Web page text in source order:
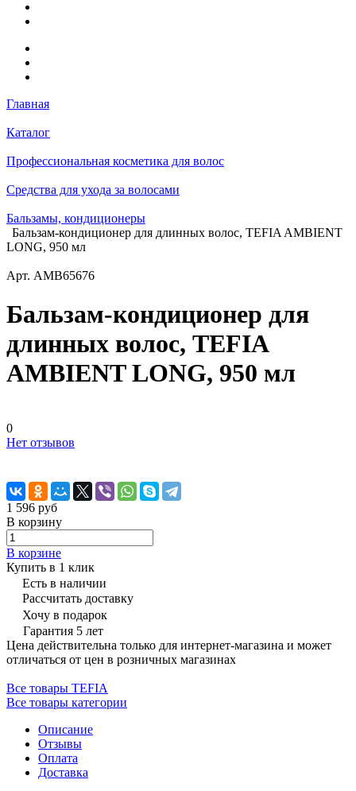
Главная
Каталог
Профессиональная косметика для волос
Средства для ухода за волосами
Бальзамы, кондиционеры
Бальзам-кондиционер для длинных волос, TEFIA AMBIENT
LONG, 950 мл
Арт. AMB65676
Бальзам-кондиционер для
длинных волос, TEFIA
AMBIENT LONG, 950 мл
0
Нет отзывов
1 596 руб
В корзину
В корзине
Купить в 1 клик
Есть в наличии
Рассчитать доставку
Хочу в подарок
Гарантия 5 лет
Цена действительна только для интернет-магазина и может
отличаться от цен в розничных магазинах
Все товары TEFIA
Все товары категории
Описание
Отзывы
Оплата
Доставка